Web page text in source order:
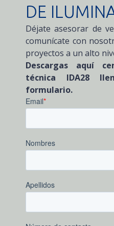
DE
Déjate asesorar de
comunícate con
proyectos a un alto
Descargas aquí
técnica IDA28
formulario.